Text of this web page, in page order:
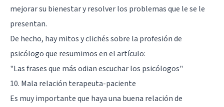
mejorar su bienestar y resolver los problemas que le se le
presentan.
De hecho, hay mitos y clichés sobre la profesión de
psicólogo que resumimos en el artículo:
"Las frases que más odian escuchar los psicólogos"
10. Mala relación terapeuta-paciente
Es muy importante que haya una buena relación de